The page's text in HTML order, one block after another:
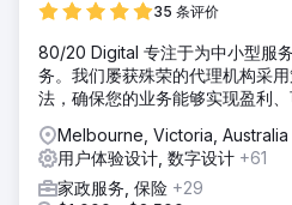
35 条评价
80/20 Digital 专注于为中小型服
务。我们屡获殊荣的代理机构采
法，确保您的业务能够实现盈利、
Melbourne, Victoria, Australia
用户体验设计, 数字设计 +61
家政服务, 保险 +29